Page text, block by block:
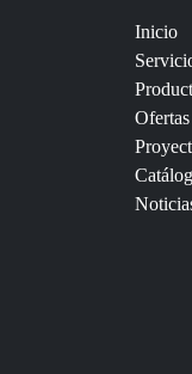
Inicio
Ofertas